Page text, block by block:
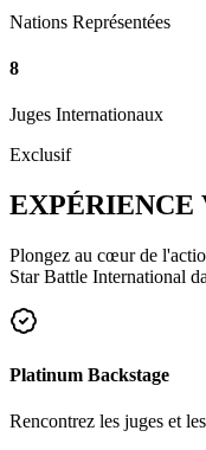
Nations Représentées
8
Juges Internationaux
Exclusif
EXPÉRIENCE
Plongez au cœur de
Star Battle International
Platinum Backstage
Rencontrez les juges et